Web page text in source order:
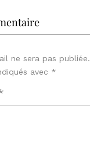
ne sera pas publiée.
avec *